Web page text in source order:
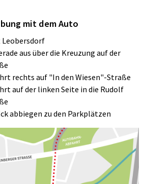
mit dem Auto
Leobersdorf
aus über die Kreuzung auf der
rechts auf "In den Wiesen"-Straße
auf der linken Seite in die Rudolf
abbiegen zu den Parkplätzen